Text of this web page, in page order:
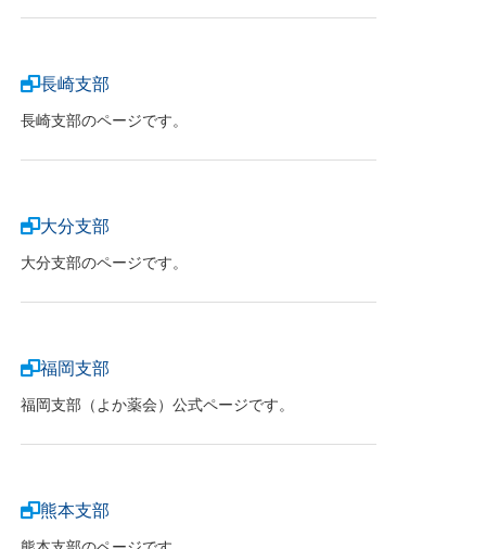
長崎支部
長崎支部のページです。
大分支部
大分支部のページです。
福岡支部
福岡支部（よか薬会）公式ページです。
熊本支部